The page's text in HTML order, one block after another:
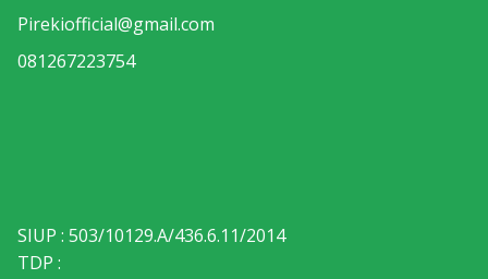
Pirekiofficial@gmail.com
081267223754
SIUP : 503/10129.A/436.6.11/2014
TDP :